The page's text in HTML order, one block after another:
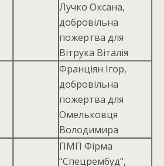
Лучко Оксана,
добровiльна
пожертва для
Вiтрука Вiталiя
Франціян Ігор,
добровільна
пожертва для
Омельковця
Володимира
ПМП Фірма
“Спецрембуд”,